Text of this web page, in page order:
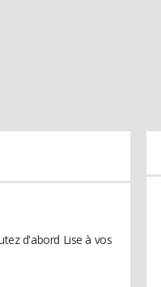
d'abord Lise à vos